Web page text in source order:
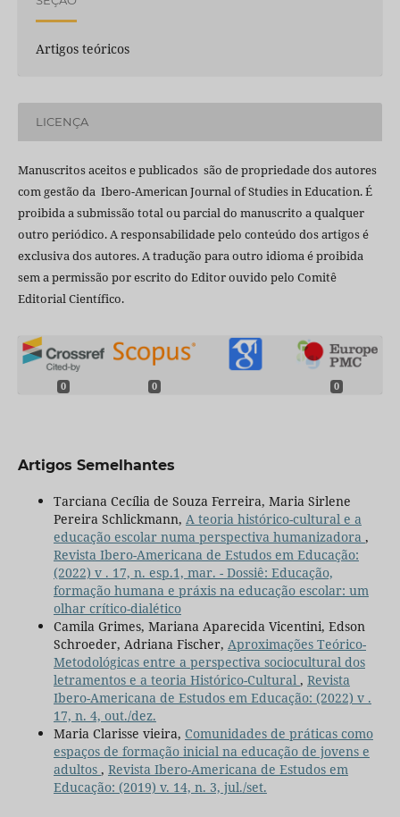
Artigos teóricos
LICENÇA
Manuscritos aceitos e publicados são de propriedade dos autores
com gestão da Ibero-American Journal of Studies in Education. É
proibida a submissão total ou parcial do manuscrito a qualquer
outro periódico. A responsabilidade pelo conteúdo dos artigos é
exclusiva dos autores. A tradução para outro idioma é proibida
sem a permissão por escrito do Editor ouvido pelo Comitê
Editorial Científico.
0 0 0
Artigos Semelhantes
Tarciana Cecília de Souza Ferreira, Maria Sirlene
Pereira Schlickmann, A teoria histórico-cultural e a
educação escolar numa perspectiva humanizadora ,
Revista Ibero-Americana de Estudos em Educação:
(2022) v . 17, n. esp.1, mar. - Dossiê: Educação,
formação humana e práxis na educação escolar: um
olhar crítico-dialético
Camila Grimes, Mariana Aparecida Vicentini, Edson
Schroeder, Adriana Fischer, Aproximações Teórico-
Metodológicas entre a perspectiva sociocultural dos
letramentos e a teoria Histórico-Cultural , Revista
Ibero-Americana de Estudos em Educação: (2022) v .
17, n. 4, out./dez.
Maria Clarisse vieira, Comunidades de práticas como
espaços de formação inicial na educação de jovens e
adultos , Revista Ibero-Americana de Estudos em
Educação: (2019) v. 14, n. 3, jul./set.